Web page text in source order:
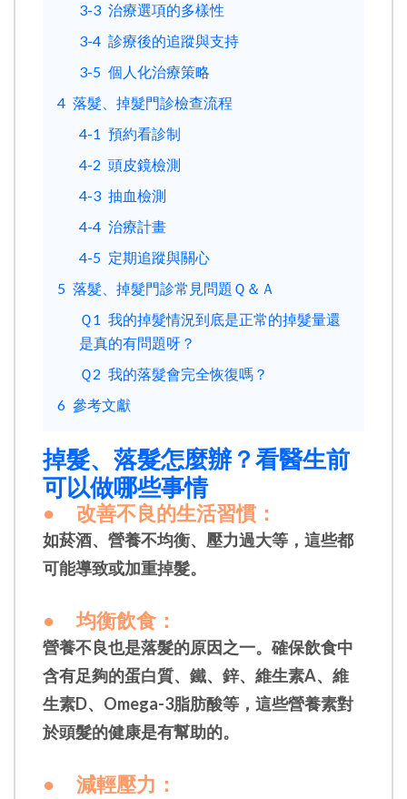
3-3 治療選項的多樣性
3-4 診療後的追蹤與支持
3-5 個人化治療策略
4 落髮、掉髮門診檢查流程
4-1 預約看診制
4-2 頭皮鏡檢測
4-3 抽血檢測
4-4 治療計畫
4-5 定期追蹤與關心
5 落髮、掉髮門診常見問題Ｑ＆Ａ
Ｑ1 我的掉髮情況到底是正常的掉髮量還
是真的有問題呀？
Ｑ2 我的落髮會完全恢復嗎？
6 參考文獻
掉髮、落髮怎麼辦？看醫生前
可以做哪些事情
● 改善不良的生活習慣：
如菸酒、營養不均衡、壓力過大等，這些都
可能導致或加重掉髮。
●均衡飲食：
營養不良也是落髮的原因之一。確保飲食中
含有足夠的蛋白質、鐵、鋅、維生素A、維
生素D、Omega-3脂肪酸等，這些營養素對
於頭髮的健康是有幫助的。
● 減輕壓力：